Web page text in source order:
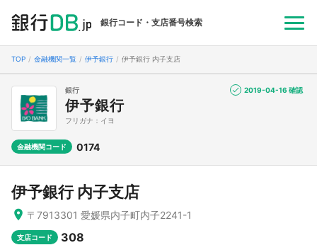
銀行コード・支店番号検索
TOP 金融機関一覧 伊予銀行 伊予銀行 内子支店
銀行
伊予銀行
フリガナ：イヨ
金融機関コード 0174
2019-04-16 確認
伊予銀行 内子支店
〒7913301 愛媛県内子町内子2241-1
支店コード 308